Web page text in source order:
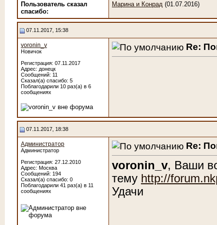
Пользователь сказал
cпасибо:
Марина и Конрад (01.07.2016)
07.11.2017, 15:38
voronin_v
Новичок
Регистрация: 07.11.2017
Адрес: донецк
Сообщений: 11
Сказал(а) спасибо: 5
Поблагодарили 10 раз(а) в 6
сообщениях
Re:
07.11.2017, 18:38
Администратор
Администратор
Регистрация: 27.12.2010
Адрес: Москва
Сообщений: 194
Сказал(а) спасибо: 0
Поблагодарили 41 раз(а) в 11
сообщениях
Re:
voronin_v, Ваши
тему http://
Удачи